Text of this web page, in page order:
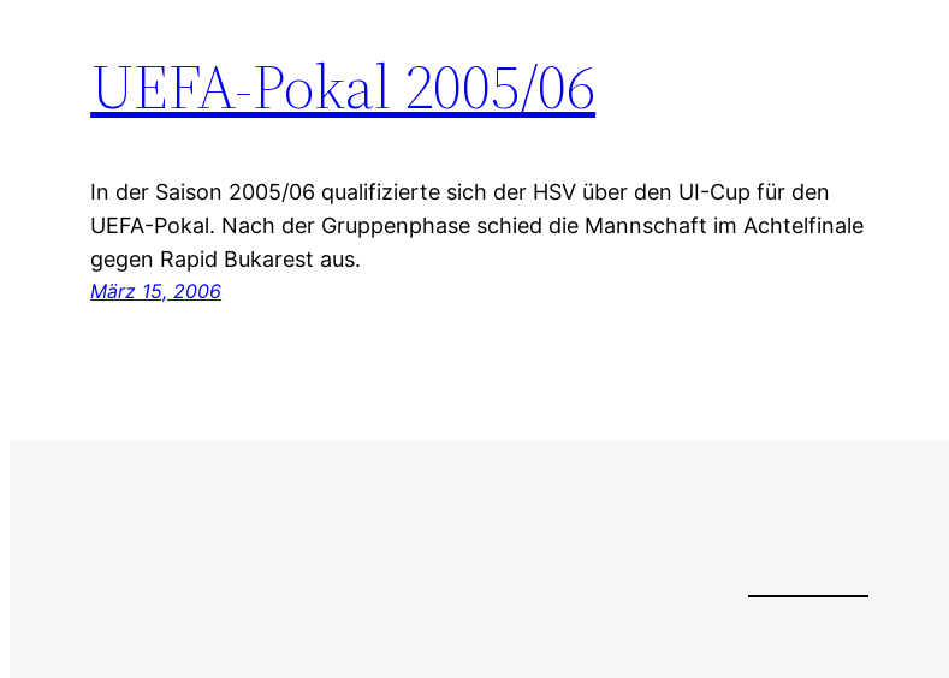
UEFA-Pokal 2005/06
In der Saison 2005/06 qualifizierte sich der HSV über den UI-Cup für den
UEFA-Pokal. Nach der Gruppenphase schied die Mannschaft im Achtelfinale
gegen Rapid Bukarest aus.
März 15, 2006